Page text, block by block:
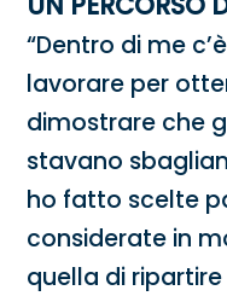
“Dentro di me
lavorare per
dimostrare che
stavano
ho fatto scelte
considerate in
quella di